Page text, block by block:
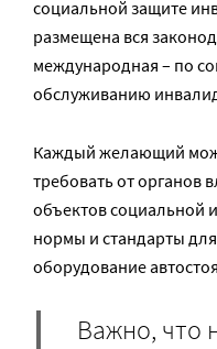
социальной защите
размещена вся
международная – по
обслуживанию
Каждый желающий
требовать от органов
объектов социальной
нормы и стандарты
оборудование
Важно, что